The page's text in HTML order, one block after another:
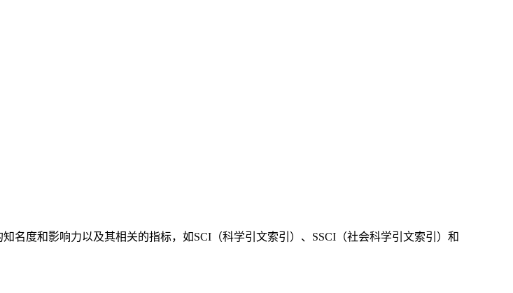
度和影响力以及其相关的指标，如SCI（科学引文索引）、SSCI（社会科学引文索引）和